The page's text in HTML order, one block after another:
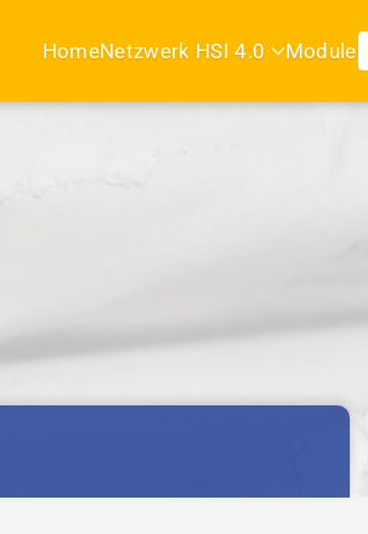
HomeNetzwerk HSI 4.0 Module